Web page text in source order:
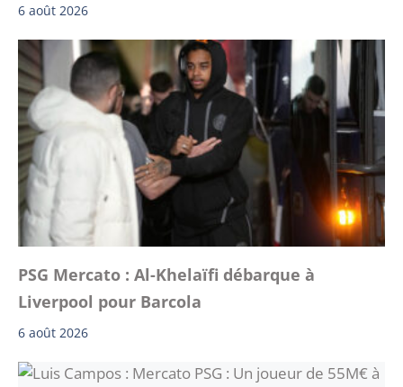
6 août 2026
PSG Mercato : Al-Khelaïfi débarque à
Liverpool pour Barcola
6 août 2026